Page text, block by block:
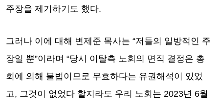
주장을 제기하기도 했다.
그러나 이에 대해 변제준 목사는 “저들의 일방적인 주
장일 뿐”이라며 “당시 이탈측 노회의 면직 결정은 총
회에 의해 불법이므로 무효하다는 유권해석이 있었
고, 그것이 없었다 할지라도 우리 노회는 2023년 6월